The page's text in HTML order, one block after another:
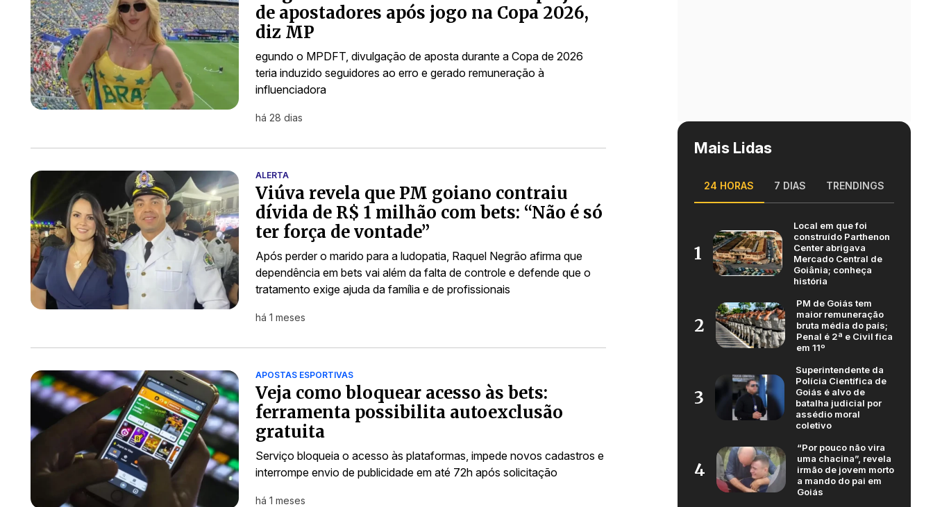
de apostadores após jogo na Copa 2026,
diz MP
egundo o MPDFT, divulgação de aposta durante a Copa de 2026
teria induzido seguidores ao erro e gerado remuneração à
influenciadora
há 28 dias
ALERTA
Viúva revela que PM goiano contraiu
dívida de R$ 1 milhão com bets: “Não é só
ter força de vontade”
Após perder o marido para a ludopatia, Raquel Negrão afirma que
dependência em bets vai além da falta de controle e defende que o
tratamento exige ajuda da família e de profissionais
há 1 meses
APOSTAS ESPORTIVAS
Veja como bloquear acesso às bets:
ferramenta possibilita autoexclusão
gratuita
Serviço bloqueia o acesso às plataformas, impede novos cadastros e
interrompe envio de publicidade em até 72h após solicitação
há 1 meses
Mais Lidas
24 HORAS 7 DIAS TRENDINGS
1
Local em que foi
construído Parthenon
Center abrigava
Mercado Central de
Goiânia; conheça
história
2
PM de Goiás tem
maior remuneração
bruta média do país;
Penal é 2ª e Civil fica
em 11º
3
Superintendente da
Polícia Científica de
Goiás é alvo de
batalha judicial por
assédio moral
coletivo
4
“Por pouco não vira
uma chacina”, revela
irmão de jovem morto
a mando do pai em
Goiás